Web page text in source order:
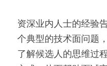
资深业内人士的经验
个典型的技术面问题
了解候选人的思维过